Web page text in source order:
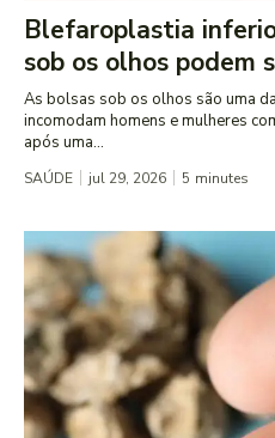
Blefaroplastia
sob os olhos podem
As bolsas sob os olhos são uma
incomodam homens e mulheres
após uma...
SAÚDE jul 29, 2026 5 minutes